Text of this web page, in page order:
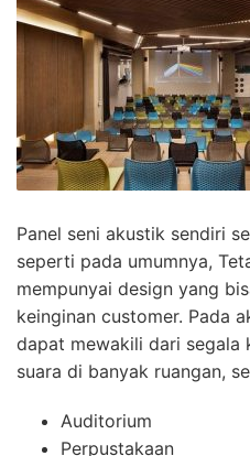
Panel seni akustik sendiri
seperti pada umumnya,
mempunyai design yang
keinginan customer. Pada
dapat mewakili dari segala
suara di banyak ruangan,
Auditorium
Perpustakaan